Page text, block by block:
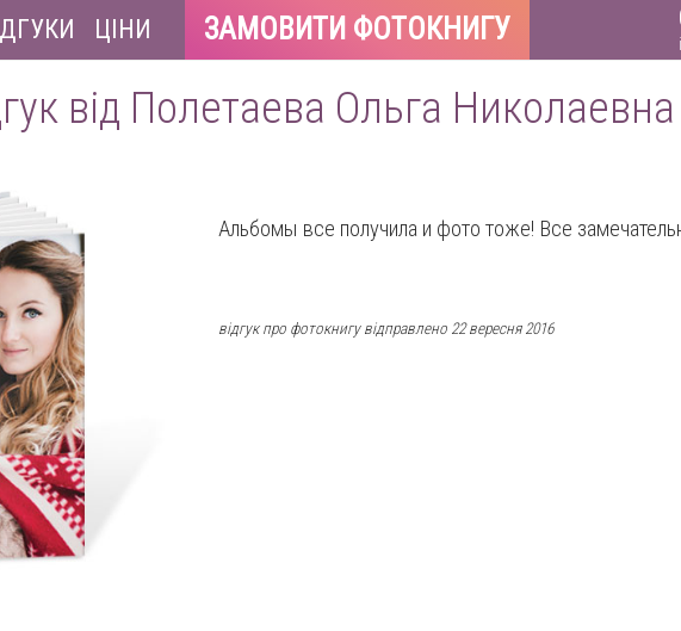
ЦІНИ ЗАМОВИТИ ФОТОКНИГУ
від Полетаева Ольга Николаевна
Альбомы все получила и фото тоже! Все
відгук про фотокнигу відправлено 22 вересня 2016